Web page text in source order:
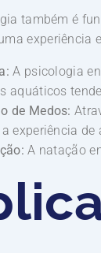
também é
experiência
A psicologia
aquáticos
de Medos:
experiência
A natação